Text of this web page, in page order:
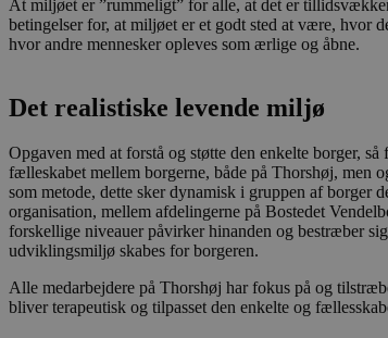
At miljøet er ”rummeligt” for alle, at det er
betingelser for, at miljøet er et godt sted at være, hvor
hvor andre mennesker opleves som ærlige og åbne.
Det realistiske levende miljø
Opgaven med at forstå og støtte den enkelte borger,
fælleskabet mellem borgerne, både på Thorshøj, men
som metode, dette sker dynamisk i gruppen af borger
organisation, mellem afdelingerne på Bostedet
forskellige niveauer påvirker hinanden og bestræber
udviklingsmiljø skabes for borgeren.
Alle medarbejdere på Thorshøj har fokus på og
bliver terapeutisk og tilpasset den enkelte og